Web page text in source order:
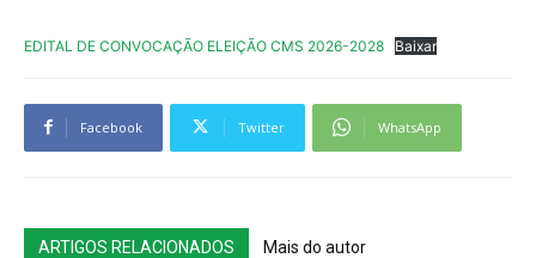
EDITAL DE CONVOCAÇÃO ELEIÇÃO CMS 2026-2028 Baixar
Facebook Twitter WhatsApp
ARTIGOS RELACIONADOS Mais do autor